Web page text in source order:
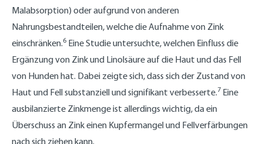
Malabsorption) oder aufgrund von anderen
Nahrungsbestandteilen, welche die Aufnahme von Zink
einschränken.6 Eine Studie untersuchte, welchen Einfluss die
Ergänzung von Zink und Linolsäure auf die Haut und das Fell
von Hunden hat. Dabei zeigte sich, dass sich der Zustand von
Haut und Fell substanziell und signifikant verbesserte.7 Eine
ausbilanzierte Zinkmenge ist allerdings wichtig, da ein
Überschuss an Zink einen Kupfermangel und Fellverfärbungen
nach sich ziehen kann.